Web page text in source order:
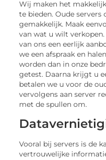
Wij maken het
te bieden. Oude
gemakkelijk. Maak
van wat u wilt
van ons een eerlijk
we een afspraak en
worden dan in onze
getest. Daarna krijgt u
betalen we u voor de
vervolgens aan server
met de spullen om.
Vooral bij servers is de
vertrouwelijke